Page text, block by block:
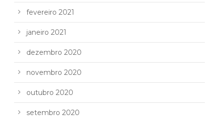
fevereiro 2021
janeiro 2021
dezembro 2020
novembro 2020
outubro 2020
setembro 2020